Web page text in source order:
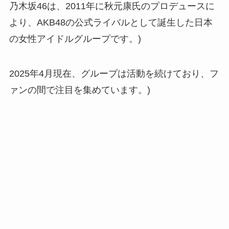
乃木坂46は、2011年に秋元康氏のプロデュースに
より、AKB48の公式ライバルとして誕生した日本
の女性アイドルグループです。)
2025年4月現在、グループは活動を続けており、フ
ァンの間で注目を集めています。)